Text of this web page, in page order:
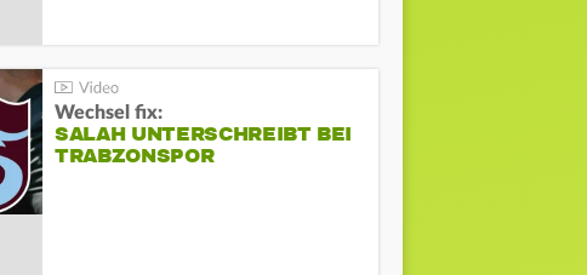
Wechsel fix:
SALAH UNTERSCHREIBT BEI
TRABZONSPOR